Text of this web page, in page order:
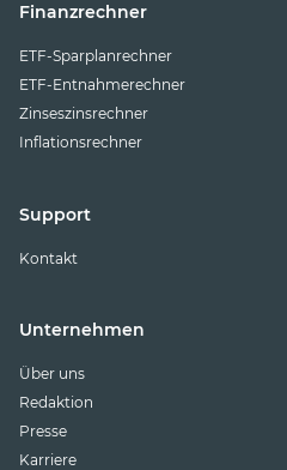
Finanzrechner
ETF-Sparplanrechner
ETF-Entnahmerechner
Zinseszinsrechner
Inflationsrechner
Support
Kontakt
Unternehmen
Über uns
Redaktion
Presse
Karriere